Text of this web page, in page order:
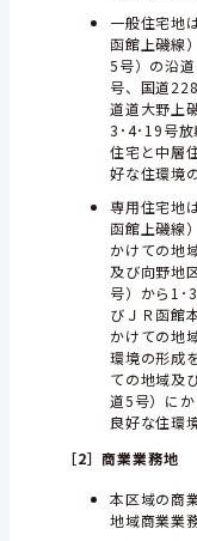
一般住宅地
函館上磯線
5号）の沿
号、国道
道道大野上
3･4･19号放
住宅と中層
好な住環境
専用住宅地
函館上磯線
かけての地
及び向野地
号）から1･
びＪＲ函館
かけての地
環境の形成
ての地域及
道5号）に
良好な住環
［2］商業業務地
本区域の商
地域商業業